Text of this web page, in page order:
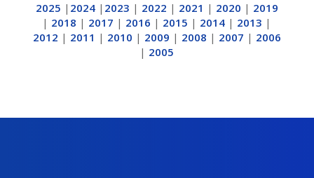
2025 | 2024| 2023 | 2022 | 2021 | 2020 | 2019
| 2018 | 2017 | 2016 | 2015 | 2014 | 2013 |
2012 | 2011 | 2010 | 2009 | 2008 | 2007 | 2006
| 2005